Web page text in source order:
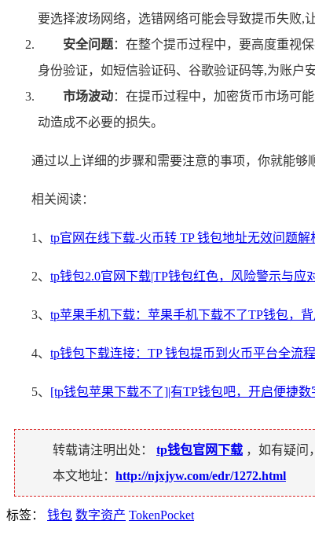
要选择波场网络，选错网络可能会导致提币失败,
安全问题：在整个提币过程中，要高度重视
身份验证，如短信验证码、谷歌验证码等,为账户
市场波动：在提币过程中，加密货币市场可
动造成不必要的损失。
通过以上详细的步骤和需要注意的事项，你就能够
相关阅读：
1、 tp官网在线下载-火币转 TP 钱包地址无效问题解
2、 tp钱包2.0官网下载|TP钱包红色，风险警示与应
3、 tp苹果手机下载：苹果手机下载不了TP钱包，
4、 tp钱包下载连接：TP 钱包提币到火币平台全流
5、 [tp钱包苹果下载不了]|有TP钱包吧，开启便捷
转载请注明出处： tp钱包官网下载 ，如有疑问
本文地址： http://njxjyw.com/edr/1272.html
标签： 钱包 数字资产 TokenPocket